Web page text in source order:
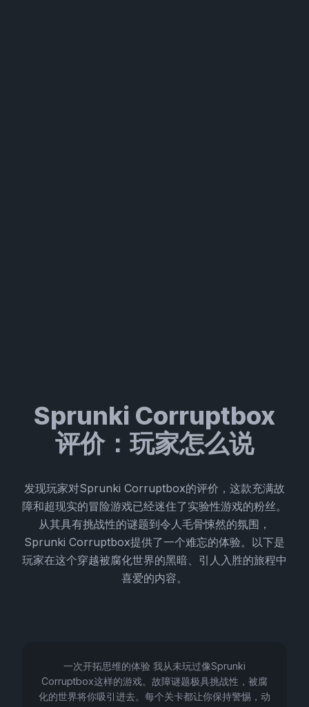
Sprunki Corruptbox
评价：玩家怎么说
发现玩家对Sprunki Corruptbox的评价，这款充满故
障和超现实的冒险游戏已经迷住了实验性游戏的粉丝。
从其具有挑战性的谜题到令人毛骨悚然的氛围，
Sprunki Corruptbox提供了一个难忘的体验。以下是
玩家在这个穿越被腐化世界的黑暗、引人入胜的旅程中
喜爱的内容。
一次开拓思维的体验 我从未玩过像Sprunki
Corruptbox这样的游戏。故障谜题极具挑战性，被腐
化的世界将你吸引进去。每个关卡都让你保持警惕，动